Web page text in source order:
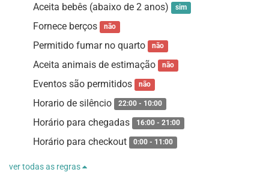
Aceita bebês (abaixo de 2 anos) sim
Fornece berços não
Permitido fumar no quarto não
Aceita animais de estimação não
Eventos são permitidos não
Horario de silêncio 22:00 - 10:00
Horário para chegadas 16:00 - 21:00
Horário para checkout 0:00 - 11:00
ver todas as regras